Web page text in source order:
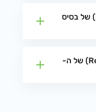
מהי טביעת הרגל (Footprint) של בסיס
מה רמת הדיוק (Repeatability) של ה-